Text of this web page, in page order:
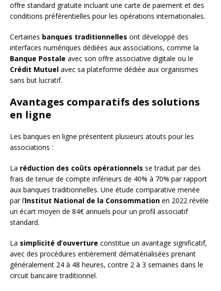
offre standard gratuite incluant une carte de paiement et des
conditions préférentielles pour les opérations internationales.
Certaines banques traditionnelles ont développé des
interfaces numériques dédiées aux associations, comme la
Banque Postale avec son offre associative digitale ou le
Crédit Mutuel avec sa plateforme dédiée aux organismes
sans but lucratif.
Avantages comparatifs des solutions
en ligne
Les banques en ligne présentent plusieurs atouts pour les
associations :
La réduction des coûts opérationnels se traduit par des
frais de tenue de compte inférieurs de 40% à 70% par rapport
aux banques traditionnelles. Une étude comparative menée
par l’Institut National de la Consommation en 2022 révèle
un écart moyen de 84€ annuels pour un profil associatif
standard.
La simplicité d’ouverture constitue un avantage significatif,
avec des procédures entièrement dématérialisées prenant
généralement 24 à 48 heures, contre 2 à 3 semaines dans le
circuit bancaire traditionnel.